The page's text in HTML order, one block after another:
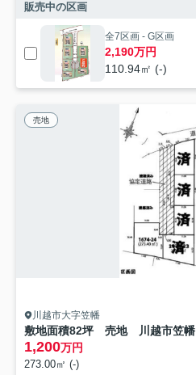
販売中の区画
全7区画 - G区画
2,190万円
110.94㎡ (-)
売地
川越市大字笠幡
敷地面積82坪 売地 川越市笠幡
1,200万円
273.00㎡ (-)